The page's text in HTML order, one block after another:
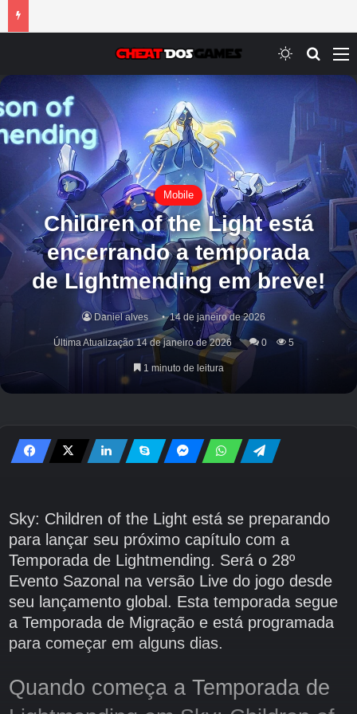
Switch skin
Mobile
Children of the Light está
encerrando a temporada
de Lightmending em breve!
Daniel alves 14 de janeiro de 2026
Última Atualização 14 de janeiro de 2026 0 5
1 minuto de leitura
Sky: Children of the Light está se preparando
para lançar seu próximo capítulo com a
Temporada de Lightmending. Será o 28º
Evento Sazonal na versão Live do jogo desde
seu lançamento global. Esta temporada segue
a Temporada de Migração e está programada
para começar em alguns dias.
Quando começa a Temporada de